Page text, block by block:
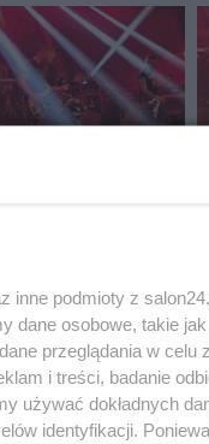
inne podmioty z
dane osobowe, takie
przeglądania w celu
i treści, badanie
używać dokładnych
identyfikacji.